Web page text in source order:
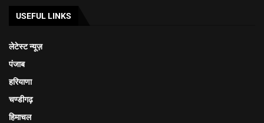
USEFUL LINKS
लेटेस्ट न्यूज़
पंजाब
हरियाणा
चण्डीगढ़
हिमाचल